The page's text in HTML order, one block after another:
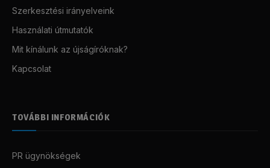
Szerkesztési irányelveink
Használati útmutatók
Mit kínálunk az újságíróknak?
Kapcsolat
TOVÁBBI INFORMÁCIÓK
PR ügynökségek